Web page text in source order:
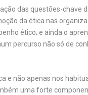
das questões-chave
da ética nas
ético; e ainda o
percurso não só de
não apenas nos
uma forte